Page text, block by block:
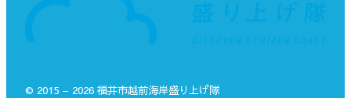
© 2015 – 2026 福井市越前海岸盛り上げ隊